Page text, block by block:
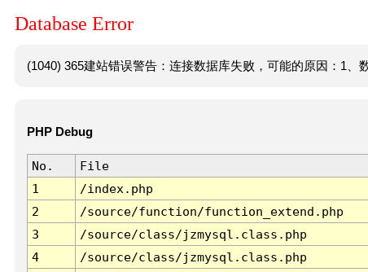
Database Error
(1040) 365建站错误警告：连接数据库失败，可能的原因：1、
PHP Debug
No. File
1
/index.php
2
/source/function/function_extend.php
3
/source/class/jzmysql.class.php
4
/source/class/jzmysql.class.php